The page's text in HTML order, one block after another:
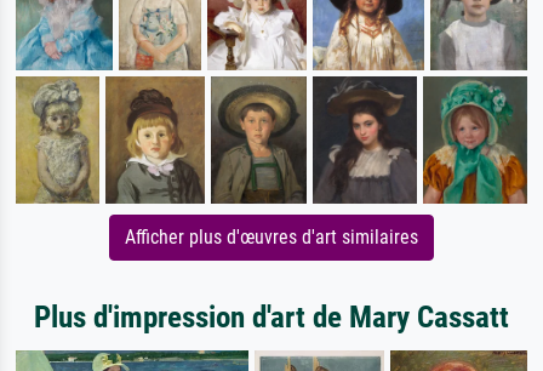
Afficher plus d'œuvres d'art similaires
Plus d'impression d'art de Mary Cassatt